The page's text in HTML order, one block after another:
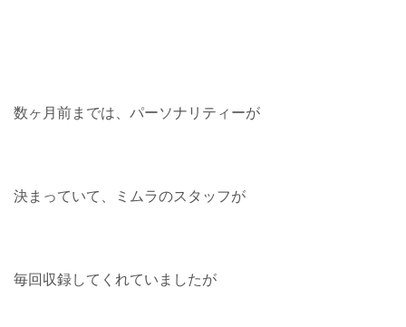
数ヶ月前までは、パーソナリティーが
決まっていて、ミムラのスタッフが
毎回収録してくれていましたが